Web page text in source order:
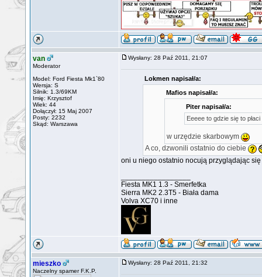
van
Moderator
Model: Ford Fiesta Mk1`80
Wersja: S
Silnik: 1.3/69KM
Imię: Krzysztof
Wiek: 44
Dołączył: 15 Maj 2007
Posty: 2232
Skąd: Warszawa
Wysłany: 28 Paź 2011, 21:07
Lokmen napisał/a:
Mafios napisał/a:
Piter napisał/a:
Eeeee to gdzie się to
w urzędzie skarbowym
A co, dzwonili ostatnio do ciebie
oni u niego ostatnio nocują przyglądając
Fiesta MK1 1.3 - Smerfetka
Sierra MK2 2.3T5 - Biała dama
Volva XC70 i inne
mieszko
Naczelny spamer F.K.P.
Wysłany: 28 Paź 2011, 21:32